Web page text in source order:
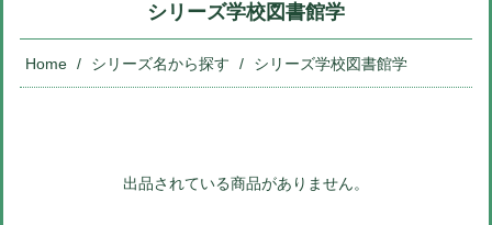
シリーズ学校図書館学
Home シリーズ名から探す シリーズ学校図書館学
出品されている商品がありません。